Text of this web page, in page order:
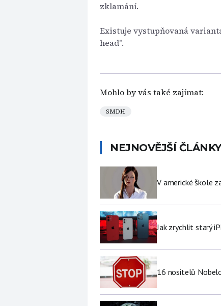
zklamání.
Existuje vystupňovaná
head".
Mohlo by vás také zajímat:
SMDH
NEJNOVĚJŠÍ ČLÁNKY
V americké škole
Jak zrychlit starý
16 nositelů